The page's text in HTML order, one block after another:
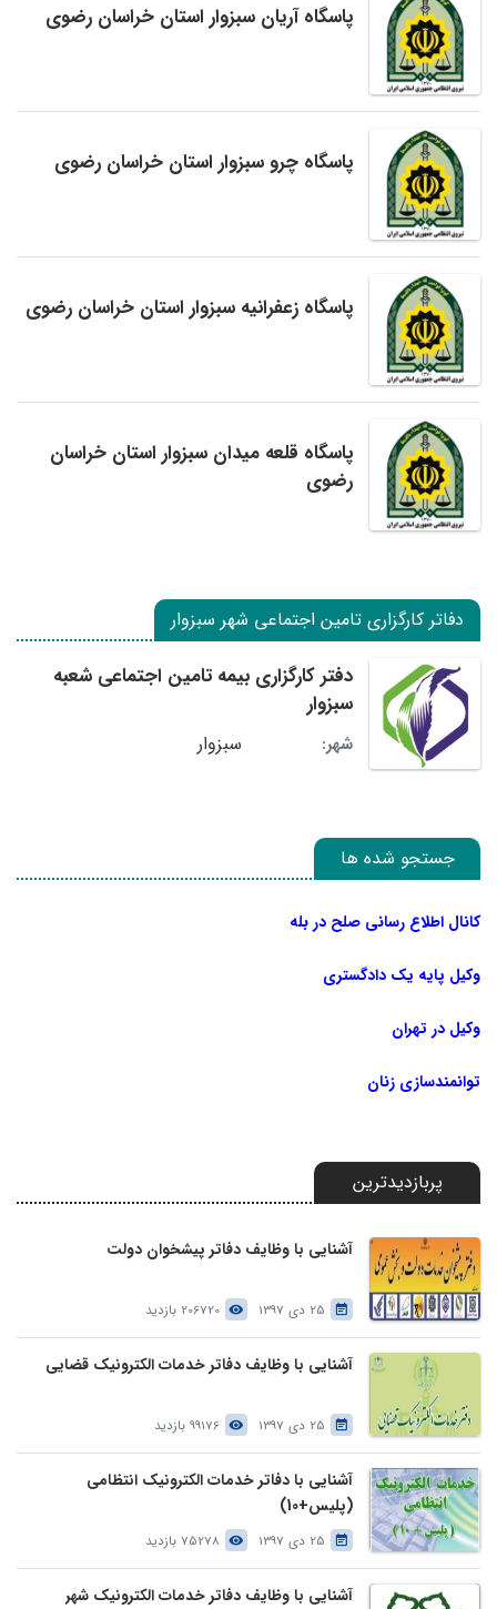
پاسگاه آریان سبزوار استان خراسان رضوی
پاسگاه چرو سبزوار استان خراسان رضوی
پاسگاه زعفرانیه سبزوار استان خراسان رضوی
پاسگاه قلعه میدان سبزوار استان خراسان
رضوی
دفاتر کارگزاری تامین اجتماعی شهر سبزوار
دفتر کارگزاری بیمه تامین اجتماعی شعبه
سبزوار
شهر: سبزوار
جستجو شده ها
کانال اطلاع رسانی صلح در بله
وکیل پایه یک دادگستری
وکیل در تهران
توانمندسازی زنان
پربازدیدترین
آشنایی با وظایف دفاتر پیشخوان دولت
25 دی 1397 206720 بازدید
آشنایی با وظایف دفاتر خدمات الکترونیک قضایی
25 دی 1397 99176 بازدید
آشنایی با دفاتر خدمات الکترونیک انتظامی
(پلیس+10)
25 دی 1397 75278 بازدید
آشنایی با وظایف دفاتر خدمات الکترونیک شهر